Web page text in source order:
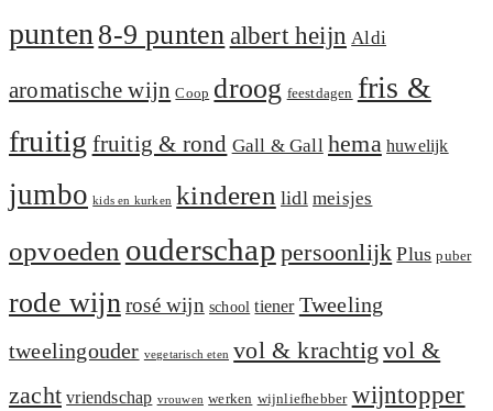
punten8-9 puntenalbert heijn Aldi
aromatische wijn Coop droog feestdagen fris &
fruitig fruitig & rond Gall & Gall hema huwelijk
jumbo kids en kurken kinderen lidl meisjes
opvoeden ouderschap persoonlijk Plus puber
rode wijn rosé wijn school tiener Tweeling
tweelingouder vegetarisch eten vol & krachtig vol &
zacht vriendschap vrouwen werken wijnliefhebber wijntopper